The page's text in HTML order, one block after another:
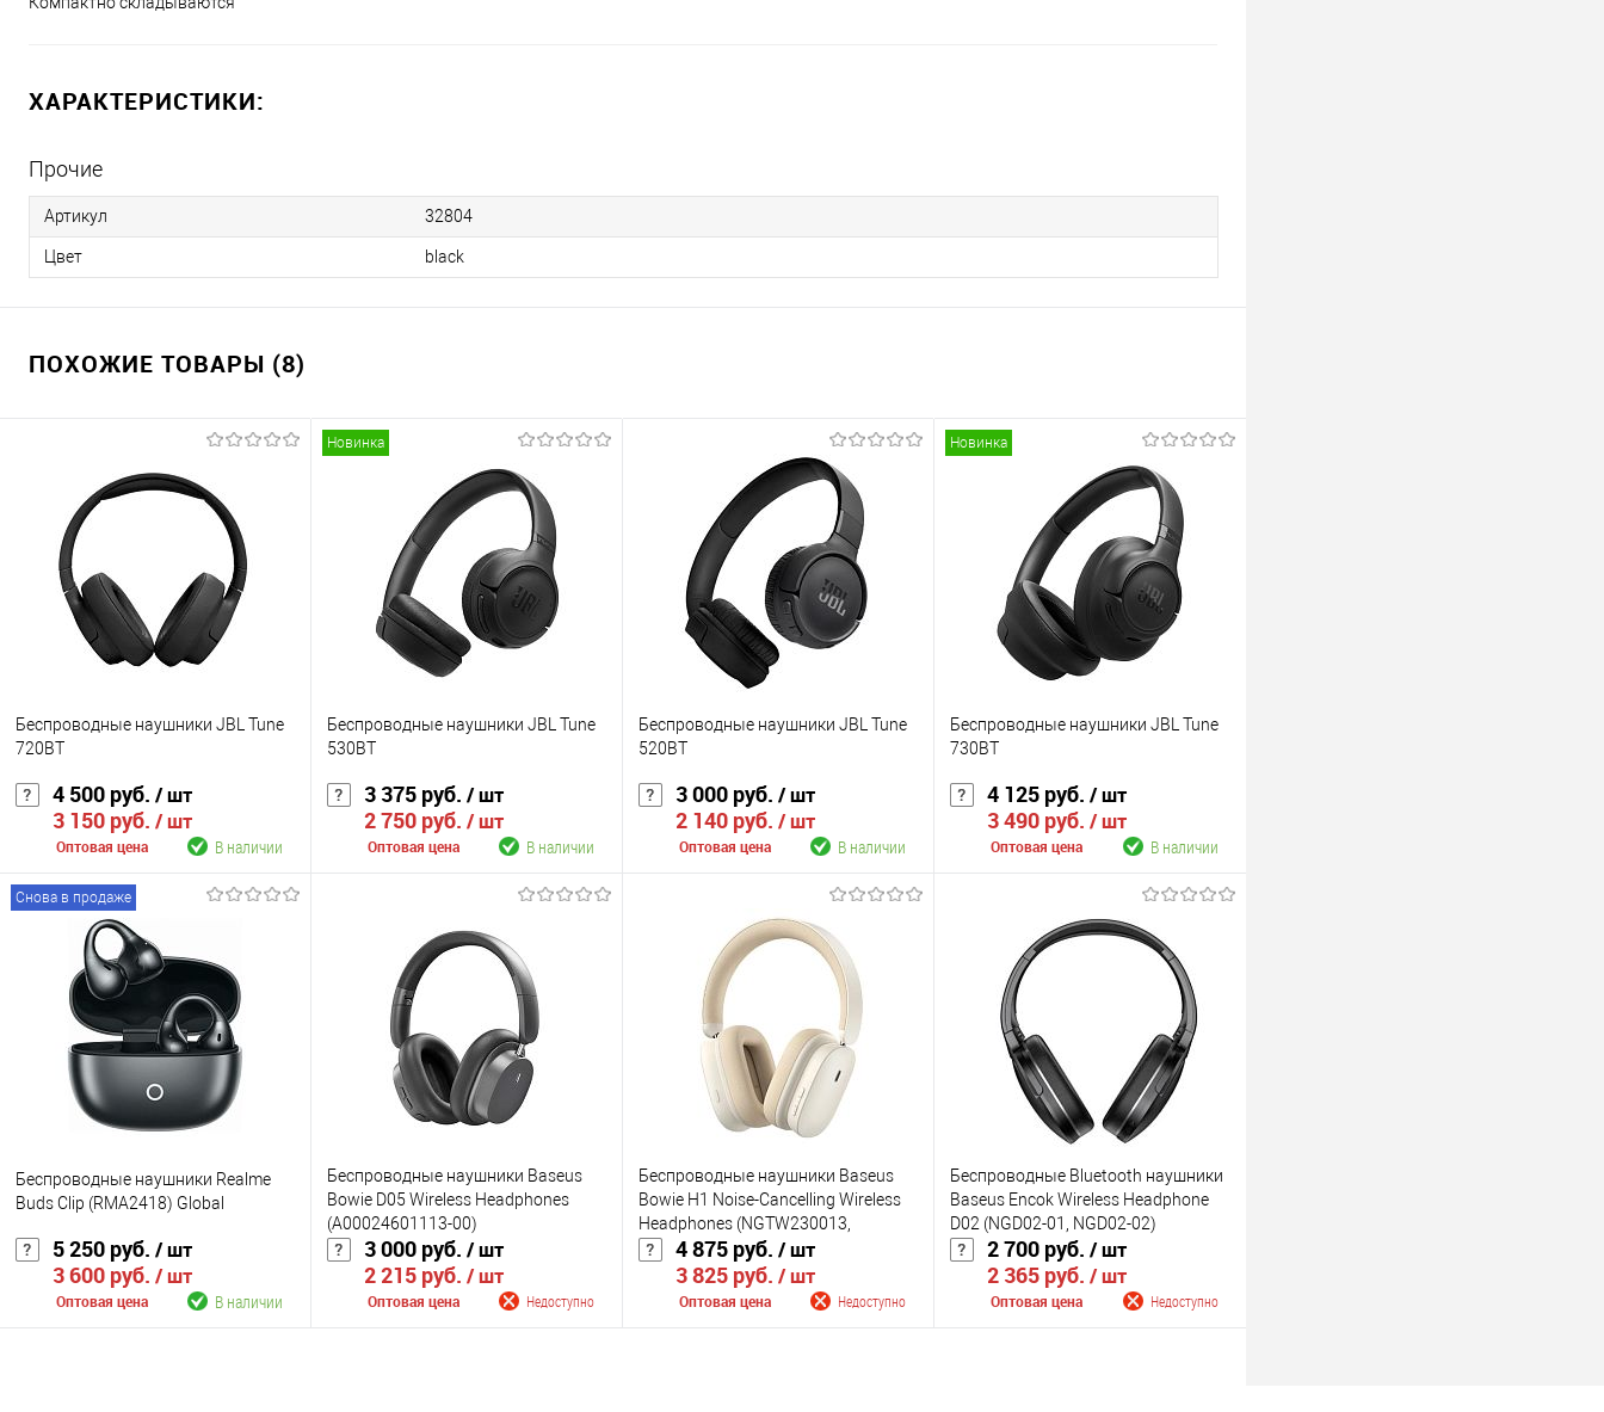
ХАРАКТЕРИСТИКИ:
Прочие
Артикул 32804
Цвет black
ПОХОЖИЕ ТОВАРЫ (8)
Беспроводные наушники JBL Tune
720BT
4 500 руб. / шт
3 150 руб. / шт
Оптовая цена В наличии
В корзину
К сравнению
В избранное
В наличии
Новинка
Беспроводные наушники JBL Tune
530BT
3 375 руб. / шт
2 750 руб. / шт
Оптовая цена В наличии
К сравнению
В избранное
В наличии
Беспроводные наушники JBL Tune
520BT
3 000 руб. / шт
2 140 руб. / шт
Оптовая цена В наличии
В корзину
К сравнению
В избранное
В наличии
Новинка
Беспроводные наушники JBL Tune
730BT
4 125 руб. / шт
3 490 руб. / шт
Оптовая цена В наличии
В корзину
К сравнению
В избранное
В наличии
Снова в продаже
Беспроводные наушники Realme
Buds Clip (RMA2418) Global
5 250 руб. / шт
3 600 руб. / шт
Оптовая цена В наличии
Беспроводные наушники Baseus
Bowie D05 Wireless Headphones
(A00024601113-00)
3 000 руб. / шт
2 215 руб. / шт
Оптовая цена Недоступно
Беспроводные наушники Baseus
Bowie H1 Noise-Cancelling Wireless
Headphones (NGTW230013,
NGTW230002)
4 875 руб. / шт
3 825 руб. / шт
Оптовая цена Недоступно
Беспроводные Bluetooth наушники
Baseus Encok Wireless Headphone
D02 (NGD02-01, NGD02-02)
2 700 руб. / шт
2 365 руб. / шт
Оптовая цена Недоступно